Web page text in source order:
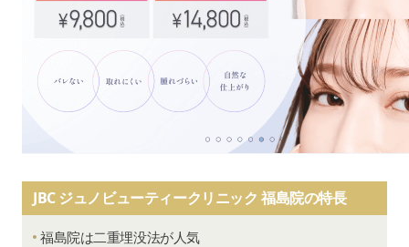
JBC ジュノビューティークリニック 福島院の特長
福島院は二重埋没法が人気